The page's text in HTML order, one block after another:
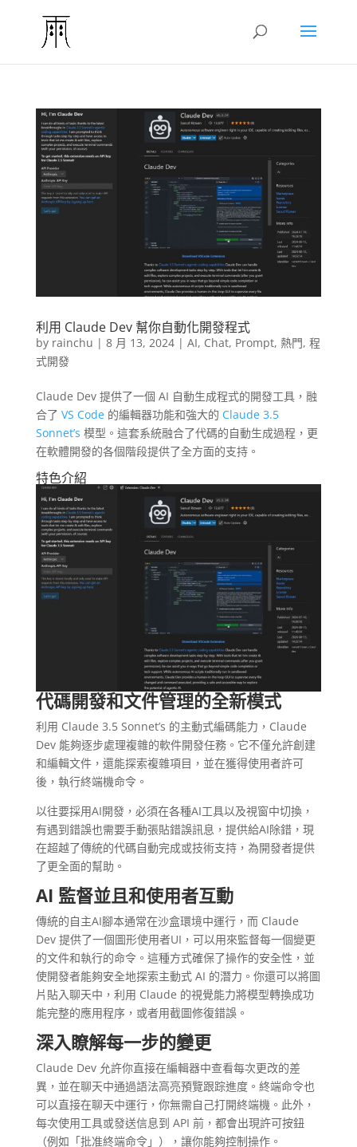
利用 Claude Dev 幫你自動化開發程式
by rainchu | 8 月 13, 2024| AI, Chat, Prompt, 熱門, 程
式開發
Claude Dev 提供了一個 AI 自動生成程式的開發工具，融
合了 VS Code的編輯器功能和強大的 Claude 3.5
Sonnet’s 模型。這套系統融合了代碼的自動生成過程，更
在軟體開發的各個階段提供了全方面的支持。
特色介紹
代碼開發和文件管理的全新模式
利用 Claude 3.5 Sonnet’s 的主動式編碼能力，Claude
Dev 能夠逐步處理複雜的軟件開發任務。它不僅允許創建
和編輯文件，還能探索複雜項目，並在獲得使用者許可
後，執行終端機命令。
以往要採用AI開發，必須在各種AI工具以及視窗中切換，
有遇到錯誤也需要手動張貼錯誤訊息，提供給AI除錯，現
在超越了傳統的代碼自動完成或技術支持，為開發者提供
了更全面的幫助。
AI 監督並且和使用者互動
傳統的自主AI腳本通常在沙盒環境中運行，而 Claude
Dev 提供了一個圖形使用者UI，可以用來監督每一個變更
的文件和執行的命令。這種方式確保了操作的安全性，並
使開發者能夠安全地探索主動式 AI 的潛力。你還可以將圖
片貼入聊天中，利用 Claude 的視覺能力將模型轉換成功
能完整的應用程序，或者用截圖修復錯誤。
深入瞭解每一步的變更
Claude Dev 允許你直接在編輯器中查看每次更改的差
異，並在聊天中通過語法高亮預覽跟踪進度。終端命令也
可以直接在聊天中運行，你無需自己打開終端機。此外，
每次使用工具或發送信息到 API 前，都會出現許可按鈕
（例如「批准終端命令」），讓你能夠控制操作。